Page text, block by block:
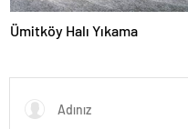
Ümitköy Halı Yıkama